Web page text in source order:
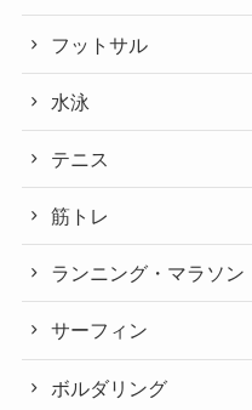
フットサル
水泳
テニス
筋トレ
ランニング・マラソン
サーフィン
ボルダリング